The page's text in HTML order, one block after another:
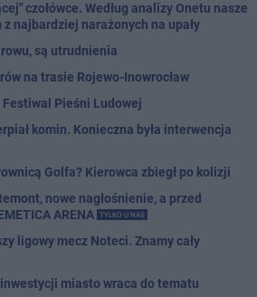
czołówce. Według analizy Onetu nasze
najbardziej narażonych na upały
są utrudnienia
na trasie Rojewo-Inowrocław
Pieśni Ludowej
komin. Konieczna była interwencja
Golfa? Kierowca zbiegł po kolizji
nowe nagłośnienie, a przed
ARENA
TYLKO U NAS
ligowy mecz Noteci. Znamy cały
miasto wraca do tematu